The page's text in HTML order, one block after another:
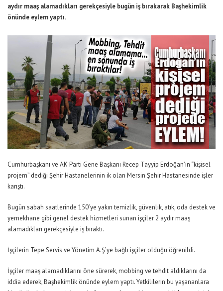
aydır maaş alamadıkları gerekçesiyle bugün iş bırakarak Başhekimlik
önünde eylem yaptı.
Cumhurbaşkanı ve AK Parti Gene Başkanı Recep Tayyip Erdoğan’ın “kişisel
projem” dediği Şehir Hastanelerinin ik olan Mersin Şehir Hastanesinde işler
karıştı.
Bugün sabah saatlerinde 150’ye yakın temizlik, güvenlik, atık, oda destek ve
yemekhane gibi genel destek hizmetleri sunan işçiler 2 aydır maaş
alamadıkları gerekçesiyle iş bıraktı.
İşçilerin Tepe Servis ve Yönetim A.Ş’ye bağlı işçiler olduğu öğrenildi.
İşçiler maaş alamadıklarını öne sürerek, mobbing ve tehdit aldıklarını da
iddia ederek, Başhekimlik önünde eylem yaptı. Yetkililerin bu yaşananlara